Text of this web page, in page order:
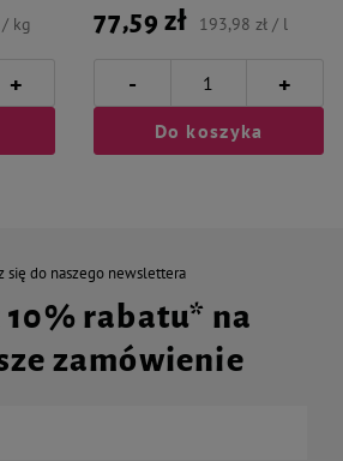
/ kg
+
77,59 zł 193,98 zł / l
- +
Do koszyka
się do naszego newslettera
rabatu* na
zamówienie